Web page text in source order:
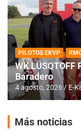
PILOTOS EKVP
WK
Baradero
4 agosto, 2026 E-
Más noticias